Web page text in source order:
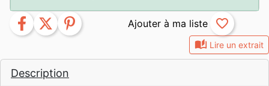
auto_stories Lire un extrait
Description
facebook twitter pinterest favorite_border